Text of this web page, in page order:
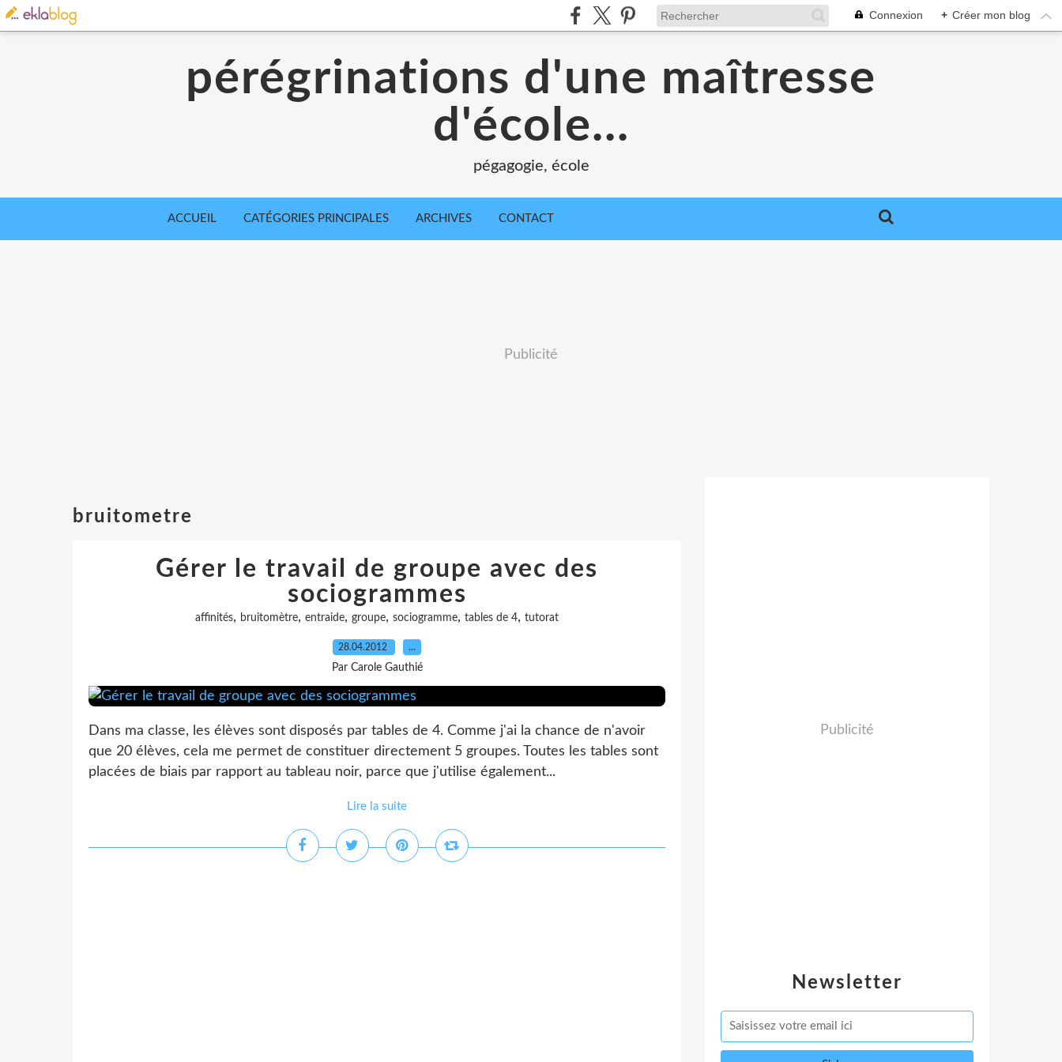
Connexion + Créer mon blog
pérégrinations d'une maîtresse
d'école...
pégagogie, école
ACCUEIL CATÉGORIES PRINCIPALES ARCHIVES CONTACT
Publicité
bruitometre
Gérer le travail de groupe avec des
sociogrammes
affinités, bruitomètre, entraide, groupe, sociogramme, tables de 4, tutorat
28.04.2012 …
Par Carole Gauthié
Dans ma classe, les élèves sont disposés par tables de 4. Comme j'ai la chance de n'avoir
que 20 élèves, cela me permet de constituer directement 5 groupes. Toutes les tables sont
placées de biais par rapport au tableau noir, parce que j'utilise également...
Lire la suite
Newsletter
Publicité